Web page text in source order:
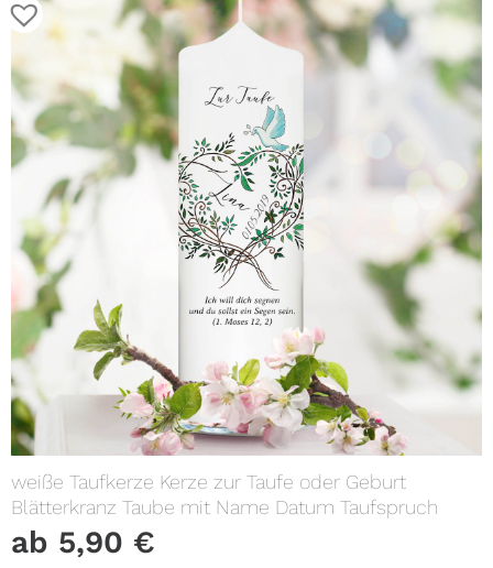
weiße Taufkerze Kerze zur Taufe oder Geburt
Blätterkranz Taube mit Name Datum Taufspruch
ab 5,90 €